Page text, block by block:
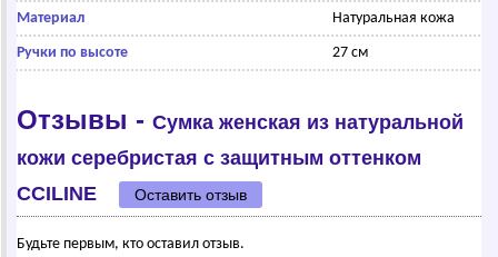
Материал Натуральная кожа
Ручки по высоте 27 см
Отзывы - Сумка женская из натуральной
кожи серебристая с защитным оттенком
CCILINE
Оставить отзыв
Будьте первым, кто оставил отзыв.